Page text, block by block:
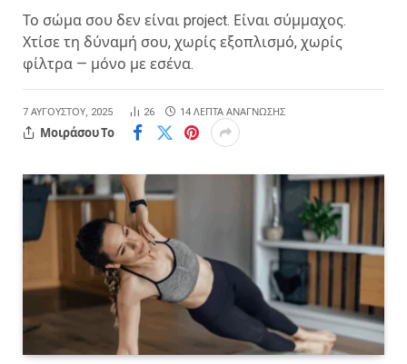
Το σώμα σου δεν είναι project. Είναι σύμμαχος.
Χτίσε τη δύναμή σου, χωρίς εξοπλισμό, χωρίς
φίλτρα — μόνο με εσένα.
7 ΑΥΓΟΎΣΤΟΥ, 2025 26 14 ΛΕΠΤΆ ΑΝΆΓΝΩΣΗΣ
Μοιράσου Το